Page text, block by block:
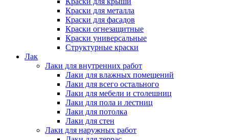
Краски для металла
Краски для фасадов
Краски огнезащитные
Краски универсальные
Структурные краски
Лак
Лаки для внутренних работ
Лаки для влажных помещений
Лаки для всего остального
Лаки для мебели и столешниц
Лаки для пола и лестниц
Лаки для потолка
Лаки для стен
Лаки для наружных работ